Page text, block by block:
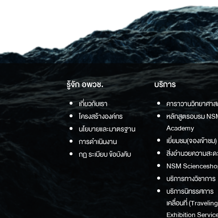
รู้จัก อพวช.
เกี่ยวกับเรา
โครงสร้างองค์กร
นโยบายและมาตรฐาน
การดำเนินงาน
กฏ ระเบียบ ข้อบังคับ
บริการ
คาราวานวิทยาศา
หลักสูตรอบรม
Academy
เยี่ยมชม(จองเข้าชม)
สิ่งอำนวยความสะ
NSM
บริการทางวิชาการ
บริการนิทรรศการ
เคลื่อนที่ (Traveling
Exhibition